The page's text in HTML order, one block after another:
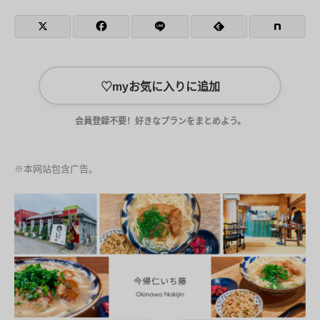
♡myお気に入りに追加
会員登録不要！好きなプランをまとめよう。
※本网站包含广告。